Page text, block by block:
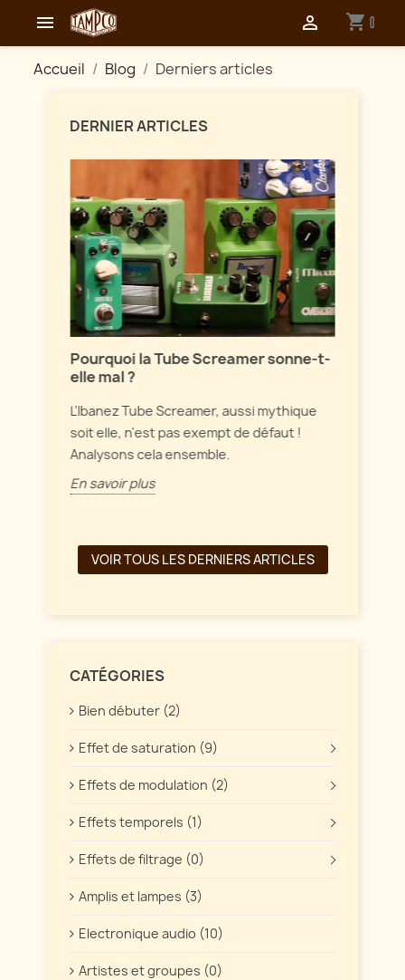
 shopping_cart 0

Accueil Blog Derniers articles
DERNIER ARTICLES
Pourquoi la Tube Screamer sonne-t-
elle mal ?
L'Ibanez Tube Screamer, aussi mythique
soit elle, n'est pas exempt de défaut !
Analysons cela ensemble.
En savoir plus
VOIR TOUS LES DERNIERS ARTICLES
CATÉGORIES
Bien débuter (2)
Effet de saturation (9)
Effets de modulation (2)
Effets temporels (1)
Effets de filtrage (0)
Amplis et lampes (3)
Electronique audio (10)
Artistes et groupes (0)